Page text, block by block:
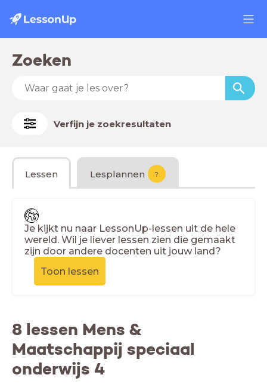
Zoeken
Verfijn je zoekresultaten
Lessen Lesplannen ?
Je kijkt nu naar LessonUp-lessen uit de hele
wereld. Wil je liever lessen zien die gemaakt
zijn door andere docenten uit jouw land?
Toon lessen
8 lessen Mens &
Maatschappij speciaal
onderwijs 4